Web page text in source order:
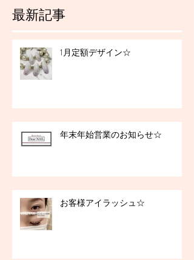
最新記事
1月定額デザイン☆
年末年始営業のお知らせ☆
お客様アイラッシュ☆